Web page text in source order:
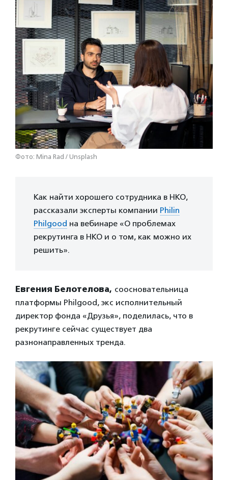
Фото: Mina Rad / Unsplash
Как найти хорошего сотрудника в НКО,
рассказали эксперты компании Philin
Philgood на вебинаре «О проблемах
рекрутинга в НКО и о том, как можно их
решить».
Евгения Белотелова, соосновательница
платформы Philgood, экс исполнительный
директор фонда «Друзья», поделилась, что в
рекрутинге сейчас существует два
разнонаправленных тренда.